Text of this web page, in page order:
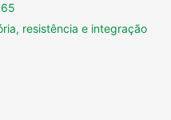
resistência e integração